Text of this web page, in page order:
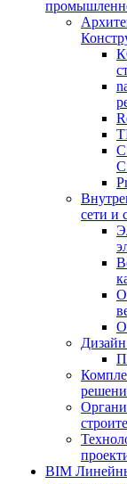
сети и
BIM